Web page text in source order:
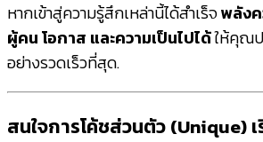
หากเข้าสู่ความรู้สึกเหล่านี้ได้สำเร็จพลัง
ผู้คน โอกาส และความเป็นไปได้ให้คุณป
อย่างรวดเร็วที่สุด.
สนใจการโค้ชส่วนตัว (Unique)